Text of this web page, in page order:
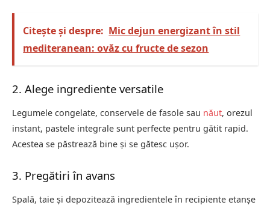
Citește și despre: Mic dejun energizant în stil
mediteranean: ovăz cu fructe de sezon
2. Alege ingrediente versatile
Legumele congelate, conservele de fasole sau năut, orezul
instant, pastele integrale sunt perfecte pentru gătit rapid.
Acestea se păstrează bine și se gătesc ușor.
3. Pregătiri în avans
Spală, taie și depozitează ingredientele în recipiente etanșe